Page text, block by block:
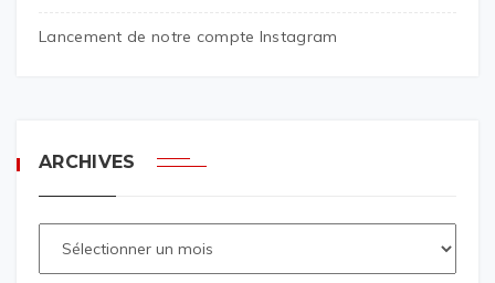
Lancement de notre compte Instagram
ARCHIVES